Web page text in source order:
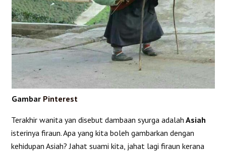
Gambar Pinterest
Terakhir wanita yan disebut dambaan syurga adalah Asiah
isterinya firaun. Apa yang kita boleh gambarkan dengan
kehidupan Asiah? Jahat suami kita, jahat lagi firaun kerana